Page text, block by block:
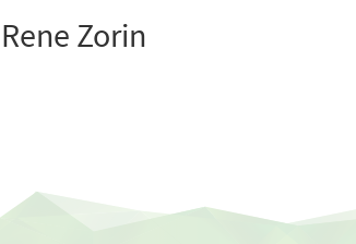
Rene Zorin